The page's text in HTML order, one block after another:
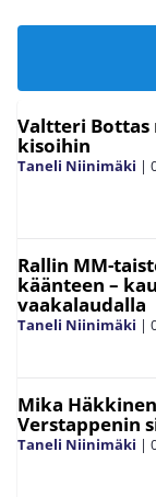
Valtteri Bottas
kisoihin
Taneli Niinimäki |
Rallin MM-
käänteen –
vaakalaudalla
Taneli Niinimäki |
Mika
Verstappenin
Taneli Niinimäki |